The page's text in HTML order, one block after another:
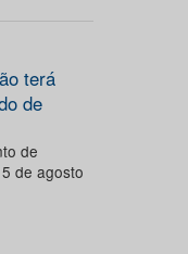
terá
de
de
de agosto